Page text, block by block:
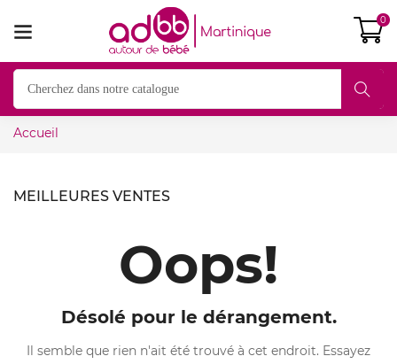
0
Accueil
MEILLEURES VENTES
Oops!
Désolé pour le dérangement.
Il semble que rien n'ait été trouvé à cet endroit. Essayez